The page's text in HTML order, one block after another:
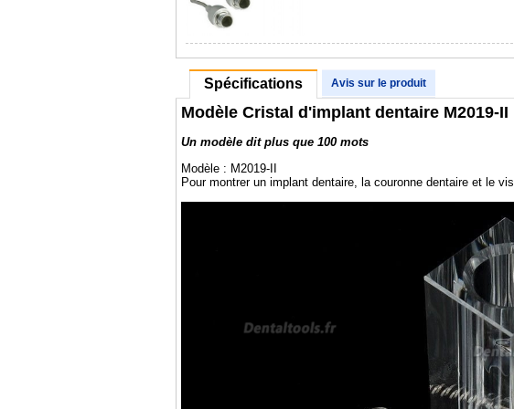
Spécifications Avis sur le produit
Modèle Cristal d'implant dentaire M2019-II
Un modèle dit plus que 100 mots
Modèle : M2019-II
Pour montrer un implant dentaire, la couronne dentaire et le vis